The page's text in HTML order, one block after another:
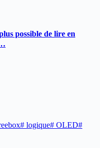
possible de lire en
# logique# OLED#